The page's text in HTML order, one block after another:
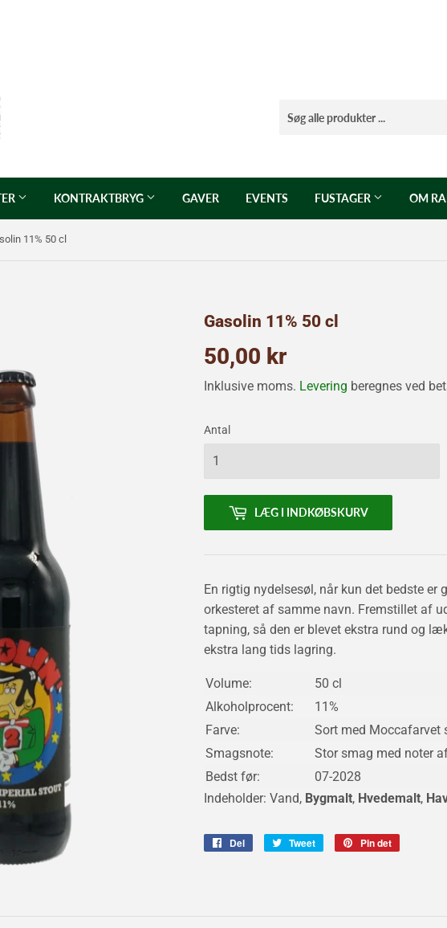
KONTRAKTBRYG GAVER EVENTS FUSTAGER OM
11% 50 cl
Gasolin 11% 50 cl
50,00 kr
kr
Inklusive moms. Levering beregnes ved
Antal
LÆG I INDKØBSKURV
En rigtig nydelsesøl, når kun det bedste er
orkesteret af samme navn. Fremstillet af
tapning, så den er blevet ekstra rund og
ekstra lang tids lagring.
Volume:
50 cl
Alkoholprocent:
11%
Farve:
Sort med Moccafarvet
Smagsnote:
Stor smag med noter
Bedst før:
07-2028
Indeholder: Vand, Bygmalt, Hvedemalt,
Del Tweet
Tweet
Pin det